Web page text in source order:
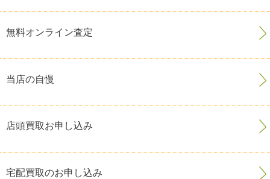
無料オンライン査定
当店の自慢
店頭買取お申し込み
宅配買取のお申し込み